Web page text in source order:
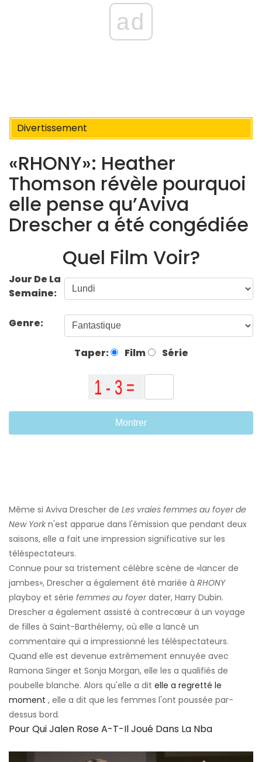
ad
Divertissement
«RHONY»: Heather
Thomson révèle pourquoi
elle pense qu’Aviva
Drescher a été congédiée
Quel Film Voir?
Jour De La
Semaine:
Genre:
Taper: Film Série
Montrer
Même si Aviva Drescher de Les vraies femmes au foyer de
New Yorkn'est apparue dans l'émission que pendant deux
saisons, elle a fait une impression significative sur les
téléspectateurs.
Connue pour sa tristement célèbre scène de «lancer de
jambes», Drescher a également été mariée à RHONY
playboy et série femmes au foyerdater, Harry Dubin.
Drescher a également assisté à contrecœur à un voyage
de filles à Saint-Barthélemy, où elle a lancé un
commentaire qui a impressionné les téléspectateurs.
Quand elle est devenue extrêmement ennuyée avec
Ramona Singer et Sonja Morgan, elle les a qualifiés de
poubelle blanche. Alors qu'elle a dit elle a regretté le
moment , elle a dit que les femmes l'ont poussée par-
dessus bord.
Pour Qui Jalen Rose A-T-Il Joué Dans La Nba